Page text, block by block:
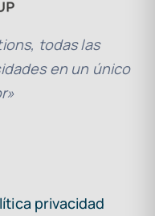
todas las
en un único
privacidad